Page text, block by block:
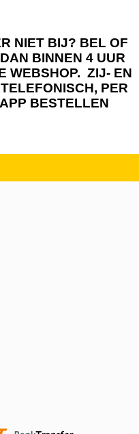
NIET BIJ? BEL OF
BINNEN 4 UUR
WEBSHOP. ZIJ- EN
PER
BESTELLEN